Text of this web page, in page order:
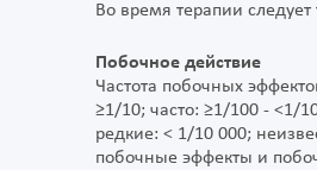
Во время терапии
Побочное действие
Частота побочных
≥1/10; часто: ≥1/100 - <1/
редкие: < 1/10 000;
побочные эффекты и